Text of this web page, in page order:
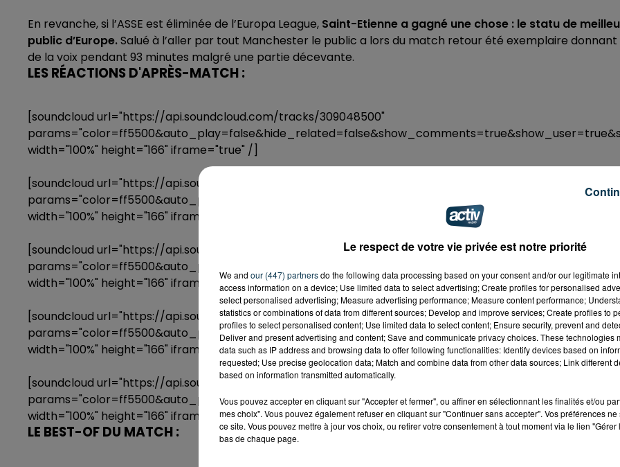
En revanche, si l’ASSE est éliminée de l’Europa League, Saint-Etienne a gagné une chose : le statu de
public d’Europe.Salué à l’aller par tout Manchester le public a lors du match retour été exemplaire donnant
de la voix pendant 93 minutes malgré une partie décevante.
LES RÉACTIONS D'APRÈS-MATCH :
[soundcloud url="https://api.soundcloud.com/tracks/309048500"
width="100%" height="166" iframe="true" /]
[soundcloud url="https://api.soundcloud.com/tracks/309050380"
width="100%" height="166" iframe="true" /]
[soundcloud url="https://api.soundcloud.com/tracks/309048611"
width="100%" height="166" iframe="true" /]
[soundcloud url="https://api.soundcloud.com/tracks/309049945"
width="100%" height="166" iframe="true" /]
[soundcloud url="https://api.soundcloud.com/tracks/309049306"
width="100%" height="166" iframe="true" /]
LE BEST-OF DU MATCH :
Le respect de votre vie privée est notre priorité
We and our (447) partnersdo the following data processing based on your consent and/or our legitimate
access information on a device; Use limited data to select advertising; Create profiles for personalised
select personalised advertising; Measure advertising performance; Measure content performance;
statistics or combinations of data from different sources; Develop and improve services; Create profiles to
profiles to select personalised content; Use limited data to select content; Ensure security, prevent and
Deliver and present advertising and content; Save and communicate privacy choices. These technologies
data such as IP address and browsing data to offer following functionalities: Identify devices based on
requested; Use precise geolocation data; Match and combine data from other data sources; Link different
based on information transmitted automatically.
Vous pouvez accepter en cliquant sur "Accepter et fermer", ou affiner en sélectionnant les finalités et/ou
mes choix". Vous pouvez également refuser en cliquant sur "Continuer sans accepter". Vos préférences
ce site. Vous pouvez mettre à jour vos choix, ou retirer votre consentement à tout moment via le lien
bas de chaque page.